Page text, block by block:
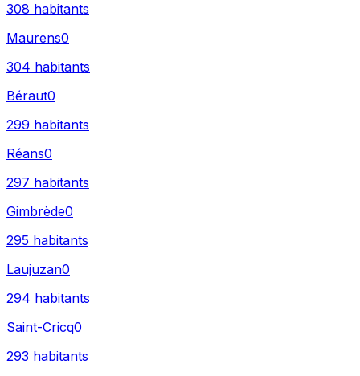
308 habitants
Maurens0
304 habitants
Béraut0
299 habitants
Réans0
297 habitants
Gimbrède0
295 habitants
Laujuzan0
294 habitants
Saint-Cricq0
293 habitants